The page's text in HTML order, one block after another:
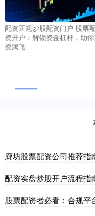
配资正规炒股配资门户 股票
资开户：解锁资金杠杆，助
资腾飞
廊坊股票配资公司推荐指
配资实盘炒股开户流程指
股票配资者必看：合规平